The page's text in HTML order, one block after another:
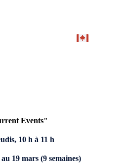
Events"
10 h à 11 h
19 mars (9 semaines)